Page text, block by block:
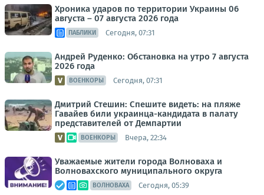
Хроника ударов по территории Украины 06
августа – 07 августа 2026 года
ПАБЛИКИ Сегодня, 07:31
Андрей Руденко: Обстановка на утро 7 августа
2026 года
ВОЕНКОРЫ Сегодня, 07:31
Дмитрий Стешин: Спешите видеть: на пляже
Гавайев били украинца-кандидата в палату
представителей от Демпартии
ВОЕНКОРЫ Вчера, 22:34
Уважаемые жители города Волноваха и
Волновахского муниципального округа
ВОЛНОВАХА Сегодня, 05:39